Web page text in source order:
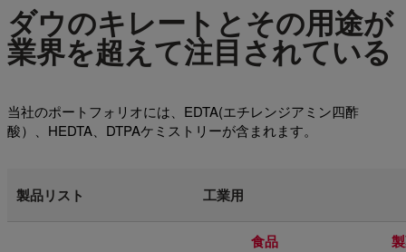
ダウのキレートとその用途が
業界を超えて注目されている
当社のポートフォリオには、EDTA(エチレンジアミン四酢
酸）、HEDTA、DTPAケミストリーが含まれます。
製品リスト 工業用
食品